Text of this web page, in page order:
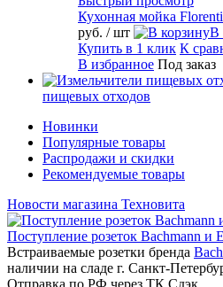
Кухонная мойка
руб. / шт В
Купить в 1 клик К
В избранное Под заказ
пищевых отходов
Новинки
Популярные товары
Распродажи и скидки
Рекомендуемые товары
Новости магазина Техновита
Поступление розеток Bachmann и
Встраиваемые розетки бренда
наличии на сладе г. Санкт-
Отправка по РФ через ТК Сдэк.